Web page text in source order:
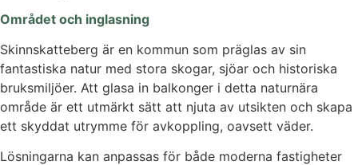
Området och inglasning
Skinnskatteberg är en kommun som präglas av sin
fantastiska natur med stora skogar, sjöar och historiska
bruksmiljöer. Att glasa in balkonger i detta naturnära
område är ett utmärkt sätt att njuta av utsikten och skapa
ett skyddat utrymme för avkoppling, oavsett väder.
Lösningarna kan anpassas för både moderna fastigheter